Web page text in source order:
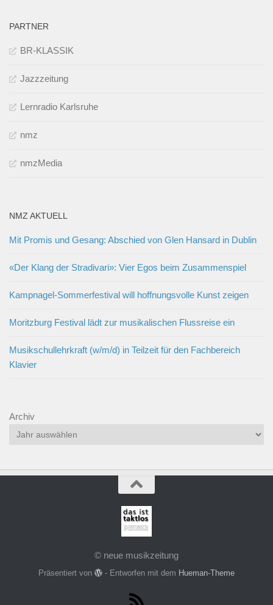
PARTNER
BR-KLASSIK
Jazzzeitung
Lernradio Karlsruhe
nmz
nmzMedia
NMZ AKTUELL
Mit Promis und Gesang: Abschied von Glen Hansard in Dublin
«Der Klang der Stradivari»: Vier Egos beim Zusammenspiel
Kampnagel-Sommerfestival will hoffnungsvolle Kunst zeigen
Moritzburg Festival lädt zur musikalischen Flussreise ein
Musikschullehrkraft (w/m/d) in Teilzeit für den Fachbereich
Klavier
Archiv
© neue musikzeitung
Präsentiert von - Entworfen mit dem Hueman-Theme